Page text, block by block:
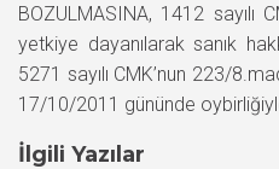
BOZULMASINA, 1412 sayılı
yetkiye dayanılarak sanık
5271 sayılı CMK’nun 223/
17/10/2011 gününde
İlgili Yazılar